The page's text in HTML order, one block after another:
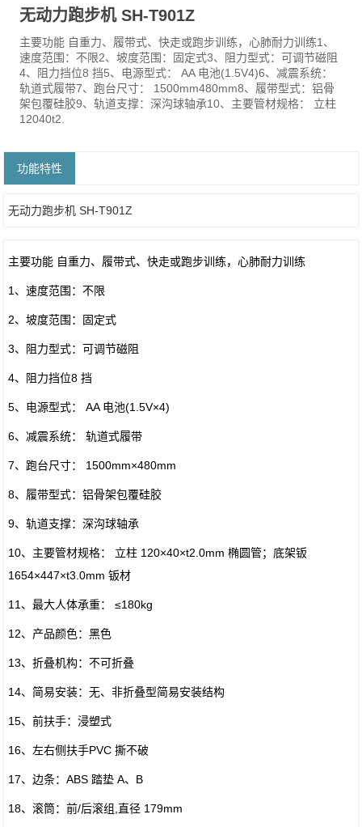
无动力跑步机 SH-T901Z
主要功能 自重力、履带式、快走或跑步训练，心肺耐力训练1、
速度范围：不限2、坡度范围：固定式3、阻力型式：可调节磁阻
4、阻力挡位8 挡5、电源型式： AA 电池(1.5V4)6、减震系统：
轨道式履带7、跑台尺寸： 1500mm480mm8、履带型式：铝骨
架包覆硅胶9、轨道支撑：深沟球轴承10、主要管材规格： 立柱
12040t2.
功能特性
无动力跑步机 SH-T901Z
主要功能 自重力、履带式、快走或跑步训练，心肺耐力训练
1、速度范围：不限
2、坡度范围：固定式
3、阻力型式：可调节磁阻
4、阻力挡位8 挡
5、电源型式： AA 电池(1.5V×4)
6、减震系统： 轨道式履带
7、跑台尺寸： 1500mm×480mm
8、履带型式：铝骨架包覆硅胶
9、轨道支撑：深沟球轴承
10、主要管材规格： 立柱 120×40×t2.0mm 椭圆管；底架钣
1654×447×t3.0mm 钣材
11、最大人体承重： ≤180kg
12、产品颜色：黑色
13、折叠机构：不可折叠
14、简易安装：无、非折叠型简易安装结构
15、前扶手：浸塑式
16、左右侧扶手PVC 撕不破
17、边条：ABS 踏垫 A、B
18、滚筒：前/后滚组,直径 179mm